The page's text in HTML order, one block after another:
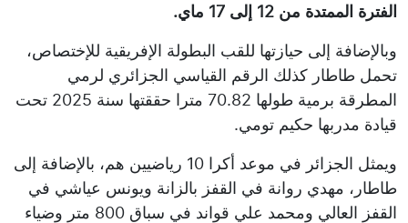
الفترة الممتدة من 12 إلى 17 ماي.
وبالإضافة إلى حيازتها للقب البطولة الإفريقية للإختصاص،
تحمل طاطار كذلك الرقم القياسي الجزائري لرمي
المطرقة برمية طولها 70.82 مترا حققتها سنة 2025 تحت
قيادة مدربها حكيم تومي.
ويمثل الجزائر في موعد أكرا 10 رياضيين هم، بالإضافة إلى
طاطار، مهدي روانة في القفز بالزانة ويونس عياشي في
القفز العالي ومحمد علي قواند في سباق 800 متر وضياء